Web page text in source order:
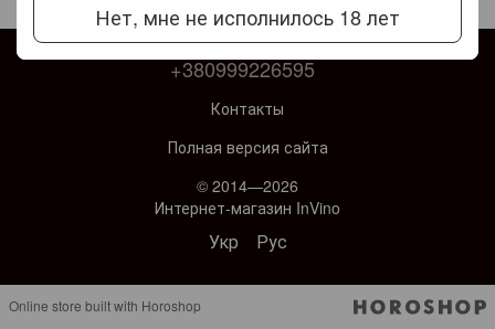
Нет, мне не исполнилось 18 лет
+380999226595
Контакты
Полная версия сайта
© 2014—2026
Интернет-магазин InVino
Укр Рус
Online store built with Horoshop